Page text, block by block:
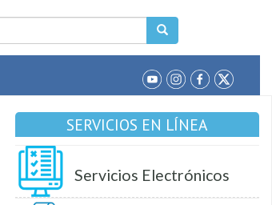
SERVICIOS EN LÍNEA
Servicios Electrónicos